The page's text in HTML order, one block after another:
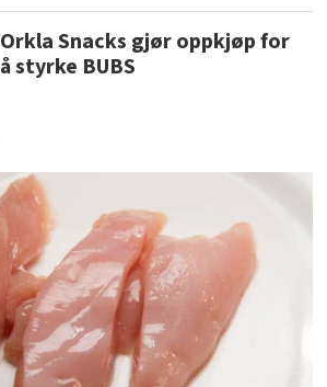
Orkla Snacks gjør oppkjøp for
å styrke BUBS